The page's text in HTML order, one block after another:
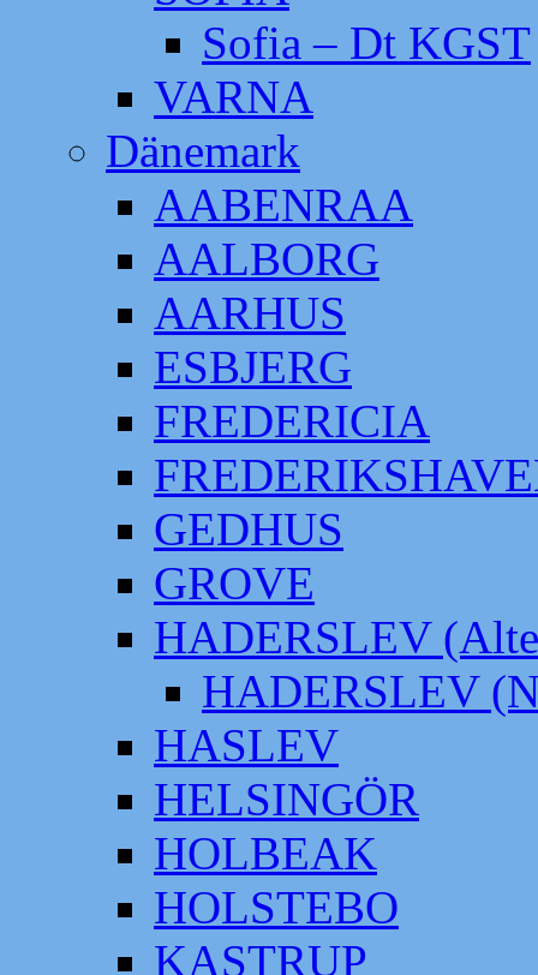
Sofia – Dt KGST
VARNA
Dänemark
AABENRAA
AALBORG
AARHUS
ESBJERG
FREDERICIA
GEDHUS
GROVE
HADERSLEV
HADERSLEV
HASLEV
HELSINGÖR
HOLBEAK
HOLSTEBO
KASTRUP